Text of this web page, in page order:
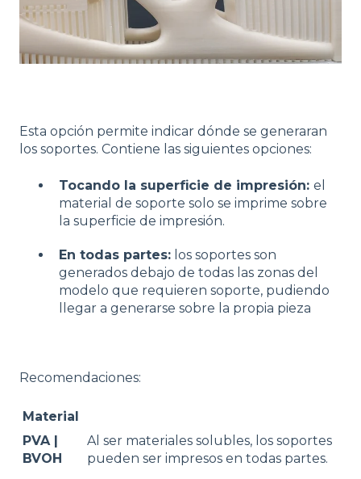
Esta opción permite indicar dónde se generaran
los soportes. Contiene las siguientes opciones:
Tocando la superficie de impresión: el
material de soporte solo se imprime sobre
la superficie de impresión.
En todas partes: los soportes son
generados debajo de todas las zonas del
modelo que requieren soporte, pudiendo
llegar a generarse sobre la propia pieza
Recomendaciones:
Material
PVA |
BVOH
Al ser materiales solubles, los soportes
pueden ser impresos en todas partes.